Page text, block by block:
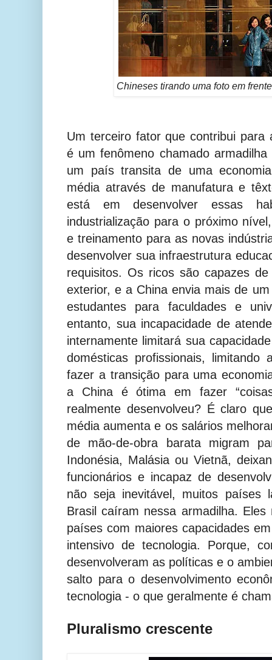
Chineses tirando uma foto em
Um terceiro fator que contribui para
é um fenômeno chamado
um país transita de uma
média através de manufatura e
está em desenvolver essas
industrialização para o próximo
e treinamento para as novas
desenvolver sua infraestrutura
requisitos. Os ricos são capazes
exterior, e a China envia mais de
estudantes para faculdades e
entanto, sua incapacidade de
internamente limitará sua
domésticas profissionais, limitando
fazer a transição para uma
a China é ótima em fazer
realmente desenvolveu? É claro
média aumenta e os salários
de mão-de-obra barata migram
Indonésia, Malásia ou Vietnã,
funcionários e incapaz de
não seja inevitável, muitos países
Brasil caíram nessa armadilha.
países com maiores capacidades
intensivo de tecnologia. Porque,
desenvolveram as políticas e o
salto para o desenvolvimento
tecnologia - o que geralmente é
Pluralismo crescente